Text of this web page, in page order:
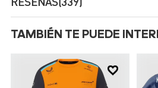
RESEÑAS(339)
TAMBIÉN TE PUEDE
